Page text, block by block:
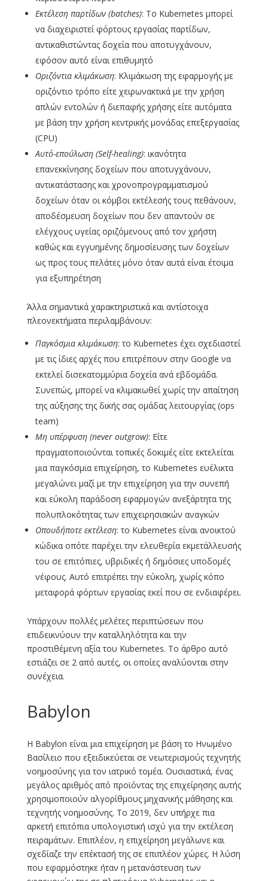
Εκτέλεση παρτίδων (batches): Το Kubernetes μπορεί
να διαχειριστεί φόρτους εργασίας παρτίδων,
αντικαθιστώντας δοχεία που αποτυγχάνουν,
εφόσον αυτό είναι επιθυμητό
Οριζόντια κλιμάκωση: Κλιμάκωση της εφαρμογής με
οριζόντιο τρόπο είτε χειρωνακτικά με την χρήση
απλών εντολών ή διεπαφής χρήσης είτε αυτόματα
με βάση την χρήση κεντρικής μονάδας επεξεργασίας
(CPU)
Αυτό-επούλωση (Self-healing): ικανότητα
επανεκκίνησης δοχείων που αποτυγχάνουν,
αντικατάστασης και χρονοπρογραμματισμού
δοχείων όταν οι κόμβοι εκτέλεσής τους πεθάνουν,
αποδέσμευση δοχείων που δεν απαντούν σε
ελέγχους υγείας οριζόμενους από τον χρήστη
καθώς και εγγυημένης δημοσίευσης των δοχείων
ως προς τους πελάτες μόνο όταν αυτά είναι έτοιμα
για εξυπηρέτηση
Άλλα σημαντικά χαρακτηριστικά και αντίστοιχα
πλεονεκτήματα περιλαμβάνουν:
Παγκόσμια κλιμάκωση: το Kubernetes έχει σχεδιαστεί
με τις ίδιες αρχές που επιτρέπουν στην Google να
εκτελεί δισεκατομμύρια δοχεία ανά εβδομάδα.
Συνεπώς, μπορεί να κλιμακωθεί χωρίς την απαίτηση
της αύξησης της δικής σας ομάδας λειτουργίας (ops
team)
Μη υπέρφυση (neveroutgrow): Είτε
πραγματοποιούνται τοπικές δοκιμές είτε εκτελείται
μια παγκόσμια επιχείρηση, το Kubernetes ευέλικτα
μεγαλώνει μαζί με την επιχείρηση για την συνεπή
και εύκολη παράδοση εφαρμογών ανεξάρτητα της
πολυπλοκότητας των επιχειρησιακών αναγκών
Οπουδήποτε εκτέλεση: το Kubernetes είναι ανοικτού
κώδικα οπότε παρέχει την ελευθερία εκμετάλλευσής
του σε επιτόπιες, υβριδικές ή δημόσιες υποδομές
νέφους. Αυτό επιτρέπει την εύκολη, χωρίς κόπο
μεταφορά φόρτων εργασίας εκεί που σε ενδιαφέρει.
Υπάρχουν πολλές μελέτες περιπτώσεων που
επιδεικνύουν την καταλληλότητα και την
προστιθέμενη αξία του Kubernetes. Το άρθρο αυτό
εστιάζει σε 2 από αυτές, οι οποίες αναλύονται στην
συνέχεια.
Babylon
Η Babylon είναι μια επιχείρηση με βάση το Ηνωμένο
Βασίλειο που εξειδικεύεται σε νεωτερισμούς τεχνητής
νοημοσύνης για τον ιατρικό τομέα. Ουσιαστικά, ένας
μεγάλος αριθμός από προϊόντας της επιχείρησης αυτής
χρησιμοποιούν αλγορίθμους μηχανικής μάθησης και
τεχνητής νοημοσύνης. Το 2019, δεν υπήρχε πια
αρκετή επιτόπια υπολογιστική ισχύ για την εκτέλεση
πειραμάτων. Επιπλέον, η επιχείρηση μεγάλωνε και
σχεδίαζε την επέκτασή της σε επιπλέον χώρες. Η λύση
που εφαρμόστηκε ήταν η μετανάστευση των